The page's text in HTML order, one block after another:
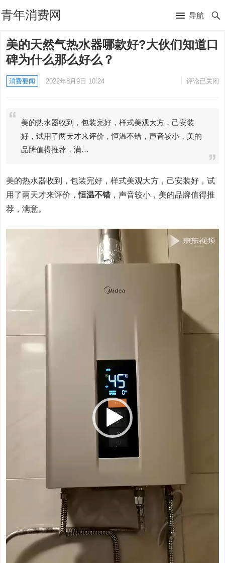
青年消费网 导航
美的天然气热水器哪款好?大伙们知道口
碑为什么那么好么？
消费要闻 2022年8月9日 10:24 评论已关闭
美的热水器收到，包装完好，样式美观大方，己安装
好，试用了两天才来评价，恒温不错，声音较小，美的
品牌值得推荐，满…
美的热水器收到，包装完好，样式美观大方，己安装好，试
用了两天才来评价，恒温不错 ，声音较小，美的品牌值得推
荐，满意。